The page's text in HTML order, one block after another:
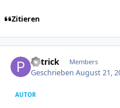
Zitieren
P4trick Members
GeschriebenAugust 21,
AUTOR